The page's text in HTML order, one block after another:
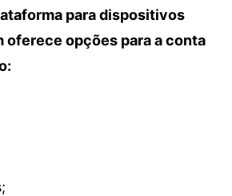
para dispositivos
oferece opções para a conta